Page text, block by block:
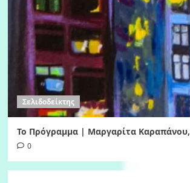
Σελιδοδείκτης
Το Πρόγραμμα | Μαργαρίτα Καραπάνου,
0